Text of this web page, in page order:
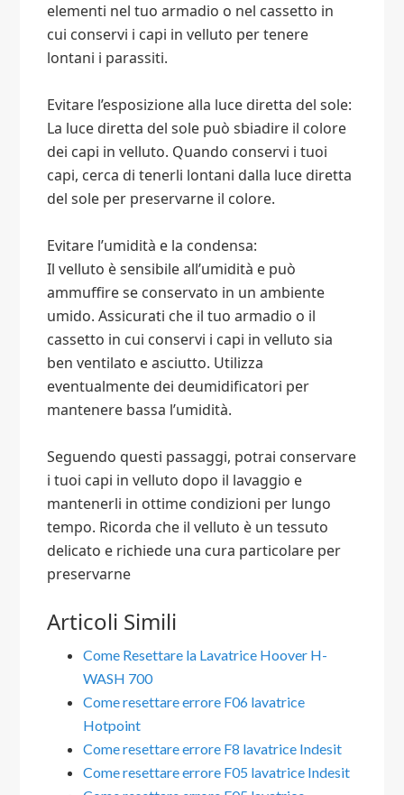
elementi nel tuo armadio o nel cassetto in
cui conservi i capi in velluto per tenere
lontani i parassiti.
Evitare l’esposizione alla luce diretta del sole:
La luce diretta del sole può sbiadire il colore
dei capi in velluto. Quando conservi i tuoi
capi, cerca di tenerli lontani dalla luce diretta
del sole per preservarne il colore.
Evitare l’umidità e la condensa:
Il velluto è sensibile all’umidità e può
ammuffire se conservato in un ambiente
umido. Assicurati che il tuo armadio o il
cassetto in cui conservi i capi in velluto sia
ben ventilato e asciutto. Utilizza
eventualmente dei deumidificatori per
mantenere bassa l’umidità.
Seguendo questi passaggi, potrai conservare
i tuoi capi in velluto dopo il lavaggio e
mantenerli in ottime condizioni per lungo
tempo. Ricorda che il velluto è un tessuto
delicato e richiede una cura particolare per
preservarne
Articoli Simili
Come Resettare la Lavatrice Hoover H-
WASH 700
Come resettare errore F06 lavatrice
Hotpoint​
Come resettare errore F8 lavatrice Indesit​
Come resettare errore F05 lavatrice Indesit​